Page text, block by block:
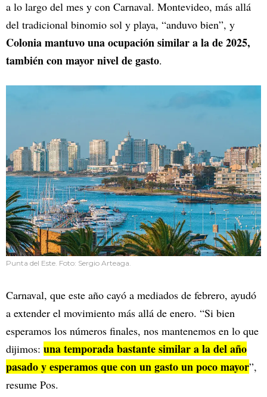
a lo largo del mes y con Carnaval. Montevideo, más allá
del tradicional binomio sol y playa, “anduvo bien”, y
Colonia mantuvo una ocupación similar a la de 2025,
también con mayor nivel de gasto.
Punta del Este. Foto: Sergio Arteaga.
Carnaval, que este año cayó a mediados de febrero, ayudó
a extender el movimiento más allá de enero. “Si bien
esperamos los números finales, nos mantenemos en lo que
dijimos: una temporada bastante similar a la del año
pasado y esperamos que con un gasto un poco mayor”,
resume Pos.